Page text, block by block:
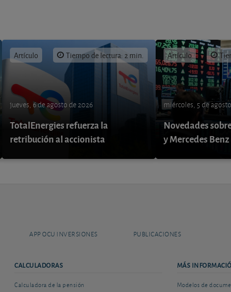
Artículo Tiempo de lectura: 2 min.
jueves, 6 de agosto de 2026
TotalEnergies refuerza la
retribución al accionista
Artículo
miércoles, 5 de
Novedades
y Mercedes Benz
APP OCU INVERSIONES PUBLICACIONES
CALCULADORAS
Calculadora de la pensión
MÁS
Modelos de